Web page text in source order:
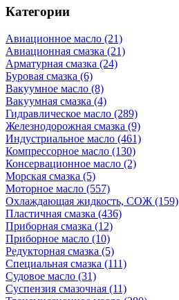
Категории
Авиационное масло (21)
Авиационная смазка (21)
Арматурная смазка (24)
Буровая смазка (6)
Вакуумное масло (8)
Вакуумная смазка (4)
Гидравлическое масло (289)
Железнодорожная смазка (9)
Индустриальное масло (461)
Компрессорное масло (130)
Консервационное масло (2)
Морская смазка (5)
Моторное масло (557)
Охлаждающая жидкость, СОЖ (159)
Пластичная смазка (436)
Приборная смазка (12)
Приборное масло (10)
Редукторная смазка (5)
Специальная смазка (111)
Судовое масло (31)
Суспензия смазочная (11)